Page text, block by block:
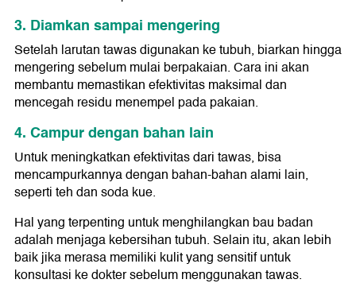
3. Diamkan sampai mengering
Setelah larutan tawas digunakan ke tubuh, biarkan hingga
mengering sebelum mulai berpakaian. Cara ini akan
membantu memastikan efektivitas maksimal dan
mencegah residu menempel pada pakaian.
4. Campur dengan bahan lain
Untuk meningkatkan efektivitas dari tawas, bisa
mencampurkannya dengan bahan-bahan alami lain,
seperti teh dan soda kue.
Hal yang terpenting untuk menghilangkan bau badan
adalah menjaga kebersihan tubuh. Selain itu, akan lebih
baik jika merasa memiliki kulit yang sensitif untuk
konsultasi ke dokter sebelum menggunakan tawas.